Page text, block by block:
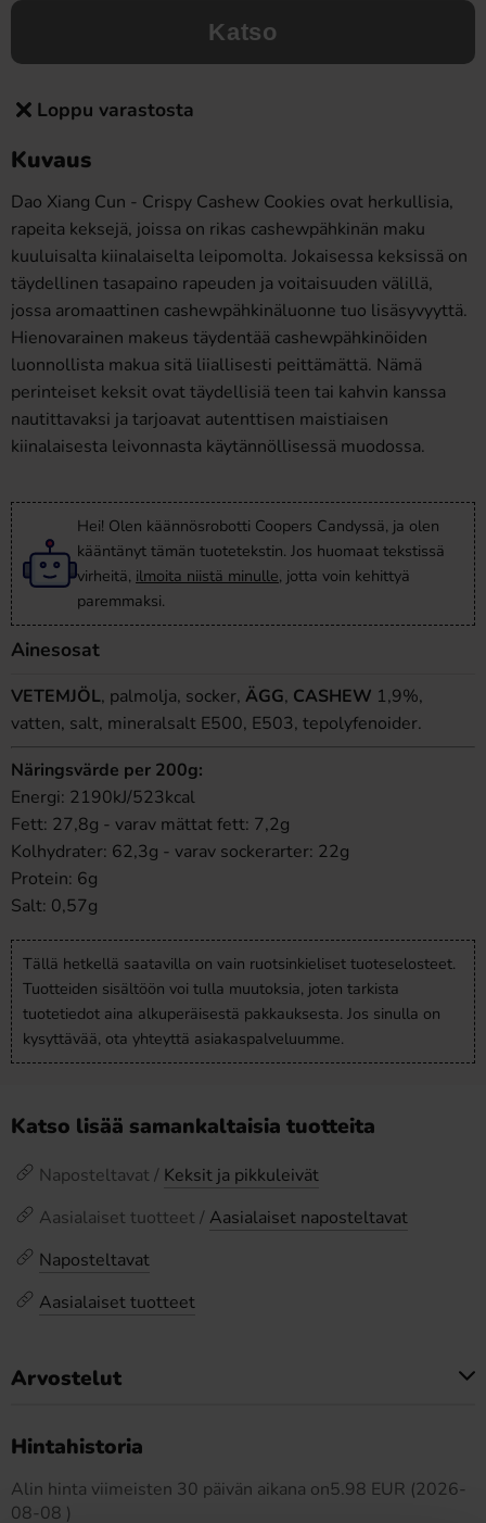
Katso
Loppu varastosta
Kuvaus
Dao Xiang Cun - Crispy Cashew Cookies ovat herkullisia,
rapeita keksejä, joissa on rikas cashewpähkinän maku
kuuluisalta kiinalaiselta leipomolta. Jokaisessa keksissä on
täydellinen tasapaino rapeuden ja voitaisuuden välillä,
jossa aromaattinen cashewpähkinäluonne tuo lisäsyvyyttä.
Hienovarainen makeus täydentää cashewpähkinöiden
luonnollista makua sitä liiallisesti peittämättä. Nämä
perinteiset keksit ovat täydellisiä teen tai kahvin kanssa
nautittavaksi ja tarjoavat autenttisen maistiaisen
kiinalaisesta leivonnasta käytännöllisessä muodossa.
Hei! Olen käännösrobotti Coopers Candyssä, ja olen
kääntänyt tämän tuotetekstin. Jos huomaat tekstissä
virheitä, ilmoita niistä minulle, jotta voin kehittyä
paremmaksi.
Ainesosat
VETEMJÖL, palmolja, socker, ÄGG, CASHEW 1,9%,
vatten, salt, mineralsalt E500, E503, tepolyfenoider.
Näringsvärde per 200g:
Energi: 2190kJ/523kcal
Fett: 27,8g - varav mättat fett: 7,2g
Kolhydrater: 62,3g - varav sockerarter: 22g
Protein: 6g
Salt: 0,57g
Tällä hetkellä saatavilla on vain ruotsinkieliset tuoteselosteet.
Tuotteiden sisältöön voi tulla muutoksia, joten tarkista
tuotetiedot aina alkuperäisestä pakkauksesta. Jos sinulla on
kysyttävää, ota yhteyttä asiakaspalveluumme.
Katso lisää samankaltaisia tuotteita
Naposteltavat / Keksit ja pikkuleivät
Aasialaiset tuotteet / Aasialaiset naposteltavat
Naposteltavat
Aasialaiset tuotteet
Arvostelut
Hintahistoria
Alin hinta viimeisten 30 päivän aikana on5.98 EUR (2026-
08-08 )